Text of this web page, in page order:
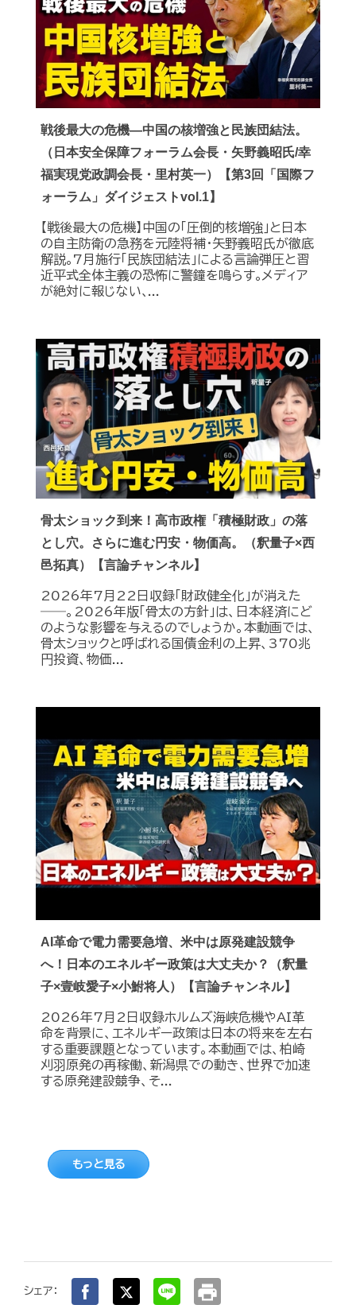
戦後最大の危機―中国の核増強と民族団結法。
（日本安全保障フォーラム会長・矢野義昭氏/幸
福実現党政調会長・里村英一）【第3回「国際フ
ォーラム」ダイジェストvol.1】
【戦後最大の危機】中国の｢圧倒的核増強｣と日本
の自主防衛の急務を元陸将補・矢野義昭氏が徹底
解説｡7月施行｢民族団結法｣による言論弾圧と習
近平式全体主義の恐怖に警鐘を鳴らす｡メディア
が絶対に報じない､...
骨太ショック到来！高市政権「積極財政」の落
とし穴。さらに進む円安・物価高。（釈量子×西
邑拓真）【言論チャンネル】
2026年7月22日収録「財政健全化」が消えた
――。2026年版「骨太の方針」は、日本経済にど
のような影響を与えるのでしょうか。本動画では、
骨太ショックと呼ばれる国債金利の上昇、370兆
円投資、物価...
AI革命で電力需要急増、米中は原発建設競争
へ！日本のエネルギー政策は大丈夫か？（釈量
子×壹岐愛子×小鮒将人）【言論チャンネル】
2026年7月2日収録ホルムズ海峡危機やAI革
命を背景に、エネルギー政策は日本の将来を左右
する重要課題となっています。本動画では、柏崎
刈羽原発の再稼働、新潟県での動き、世界で加速
する原発建設競争、そ...
もっと見る
シェア： print